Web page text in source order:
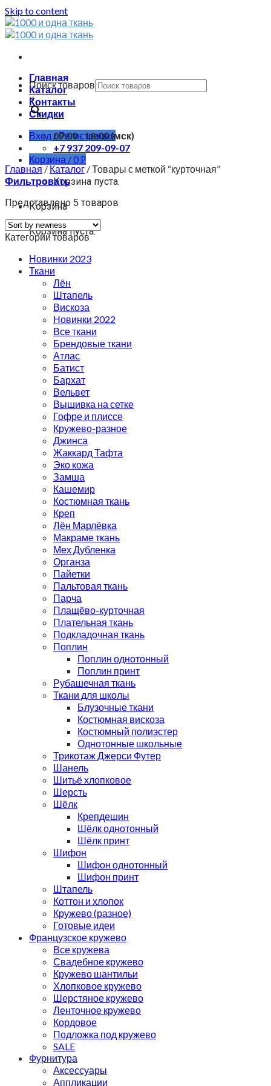
Skip to content
Главная
Каталог
Контакты
Скидки
Вход / Регистрация
Корзина /0Р
Корзина пуста.
Корзина
Корзина пуста.
Поиск товаров
×
09:00 - 18:00 (мск)
+7 937 209-09-07
Главная/Каталог /Товары с меткой “курточная”
Фильтровать
Представлено 5 товаров
Категории товаров
Новинки 2023
Ткани
Лён
Штапель
Вискоза
Новинки 2022
Все ткани
Брендовые ткани
Атлас
Батист
Бархат
Вельвет
Вышивка на сетке
Гофре и плиссе
Кружево-разное
Джинса
Жаккард Тафта
Эко кожа
Замша
Кашемир
Костюмная ткань
Креп
Лён Марлёвка
Макраме ткань
Мех Дубленка
Органза
Пайетки
Пальтовая ткань
Парча
Плащёво-курточная
Плательная ткань
Подкладочная ткань
Поплин
Поплин однотонный
Поплин принт
Рубашечная ткань
Ткани для школы
Блузочные ткани
Костюмная вискоза
Костюмный полиэстер
Однотонные школьные
Трикотаж Джерси Футер
Шанель
Шитьё хлопковое
Шерсть
Шёлк
Крепдешин
Шёлк однотонный
Шёлк принт
Шифон
Шифон однотонный
Шифон принт
Штапель
Коттон и хлопок
Кружево (разное)
Готовые идеи
Французское кружево
Все кружева
Свадебное кружево
Кружево шантильи
Хлопковое кружево
Шерстяное кружево
Ленточное кружево
Кордовое
Подложка под кружево
SALE
Фурнитура
Аксессуары
Аппликации